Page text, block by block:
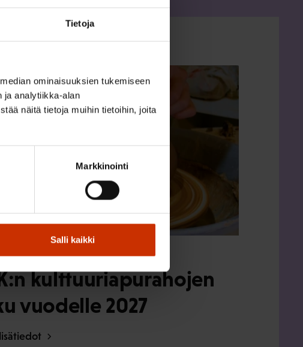
Tietoja
ominaisuuksien tukemiseen
ja analytiikka-alan
näitä tietoja muihin tietoihin, joita
Markkinointi
Salli kaikki
kulttuuriapurahojen
vuodelle 2027